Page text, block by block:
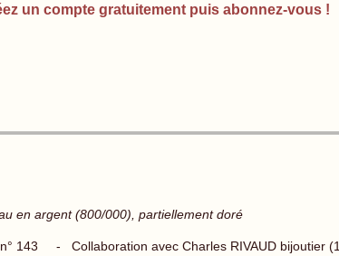
un compte gratuitement puis abonnez-vous !
en argent (800/000), partiellement doré
143 - Collaboration avec Charles RIVAUD bijoutier